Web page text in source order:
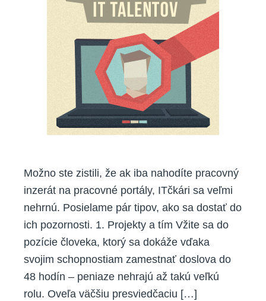
Možno ste zistili, že ak iba nahodíte pracovný
inzerát na pracovné portály, ITčkári sa veľmi
nehrnú. Posielame pár tipov, ako sa dostať do
ich pozornosti. 1. Projekty a tím Vžite sa do
pozície človeka, ktorý sa dokáže vďaka
svojim schopnostiam zamestnať doslova do
48 hodín – peniaze nehrajú až takú veľkú
rolu. Oveľa väčšiu presviedčaciu […]